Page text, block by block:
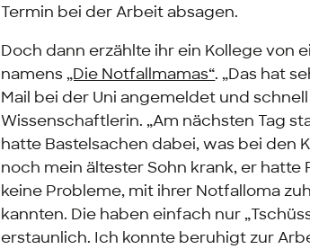
Termin bei der Arbeit absagen.
Doch dann erzählte ihr ein Kollege von
namens „Die Notfallmamas“. „Das hat
Mail bei der Uni angemeldet und
Wissenschaftlerin. „Am nächsten Tag
hatte Bastelsachen dabei, was bei den
noch mein ältester Sohn krank, er
keine Probleme, mit ihrer Notfalloma
kannten. Die haben einfach nur
erstaunlich. Ich konnte beruhigt zur